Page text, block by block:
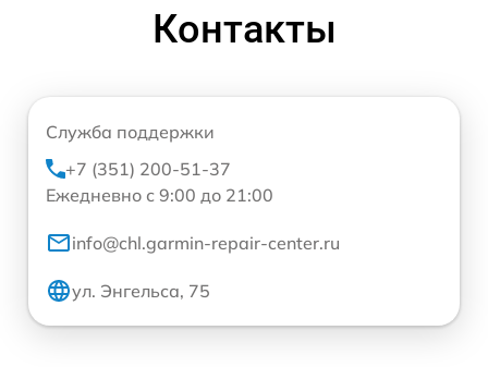
Контакты
Служба поддержки
+7 (351) 200-51-37
Ежедневно с 9:00 до 21:00
info@chl.garmin-repair-center.ru
ул. Энгельса, 75